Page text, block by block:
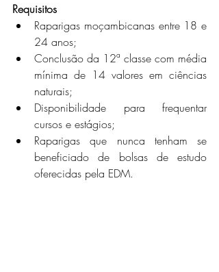
Requisitos
Raparigas moçambicanas entre 18 e
24 anos;
Conclusão da 12ª classe com média
mínima de 14 valores em ciências
naturais;
Disponibilidade para frequentar
cursos e estágios;
Raparigas que nunca tenham se
beneficiado de bolsas de estudo
oferecidas pela EDM.